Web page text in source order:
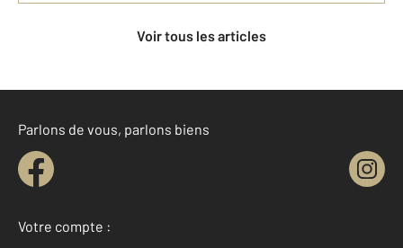
Voir tous les articles
Parlons de vous, parlons biens
Votre compte :